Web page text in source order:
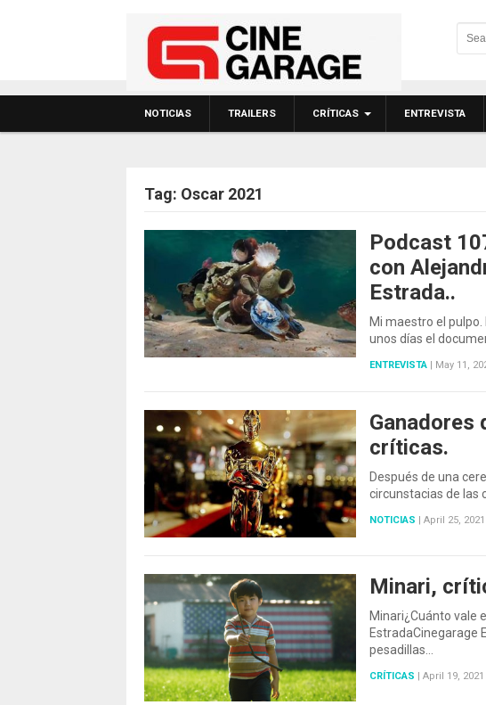
NOTICIAS TRAILERS CRÍTICAS ENTREVISTA
Tag: Oscar 2021
Podcast
con
Estrada..
Mi maestro el
unos días el
ENTREVISTA | May 11,
Ganadores
críticas.
Después de una
circunstacias de las
NOTICIAS | April 25, 2021
Minari,
Minari¿Cuánto vale
EstradaCinegarage
pesadillas…
CRÍTICAS | April 19, 2021
POSTS NAVIGATION